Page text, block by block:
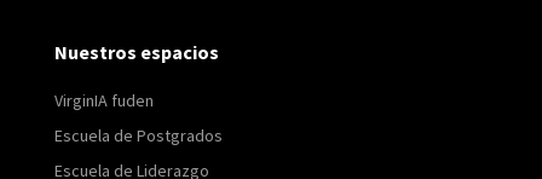
Nuestros espacios
VirginIA fuden
Escuela de Postgrados
Escuela de Liderazgo